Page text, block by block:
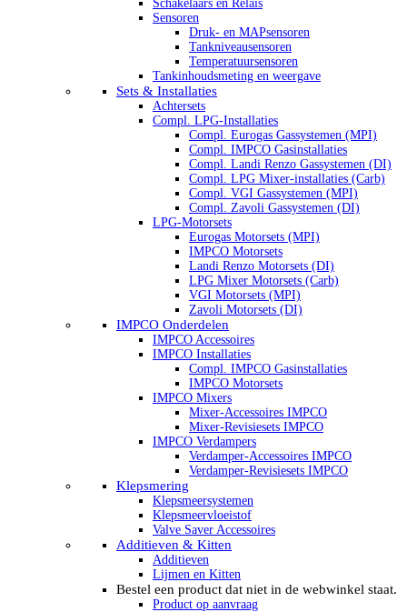
Schakelaars en Relais
Sensoren
Druk- en MAPsensoren
Tankniveausensoren
Temperatuursensoren
Tankinhoudsmeting en weergave
Sets & Installaties
Achtersets
Compl. LPG-Installaties
Compl. Eurogas Gassystemen (MPI)
Compl. IMPCO Gasinstallaties
Compl. Landi Renzo Gassystemen (DI)
Compl. LPG Mixer-installaties (Carb)
Compl. VGI Gassystemen (MPI)
Compl. Zavoli Gassystemen (DI)
LPG-Motorsets
Eurogas Motorsets (MPI)
IMPCO Motorsets
Landi Renzo Motorsets (DI)
LPG Mixer Motorsets (Carb)
VGI Motorsets (MPI)
Zavoli Motorsets (DI)
IMPCO Onderdelen
IMPCO Accessoires
IMPCO Installaties
Compl. IMPCO Gasinstallaties
IMPCO Motorsets
IMPCO Mixers
Mixer-Accessoires IMPCO
Mixer-Revisiesets IMPCO
IMPCO Verdampers
Verdamper-Accessoires IMPCO
Verdamper-Revisiesets IMPCO
Klepsmering
Klepsmeersystemen
Klepsmeervloeistof
Valve Saver Accessoires
Additieven & Kitten
Additieven
Lijmen en Kitten
Bestel een product dat niet in de webwinkel staat.
Product op aanvraag